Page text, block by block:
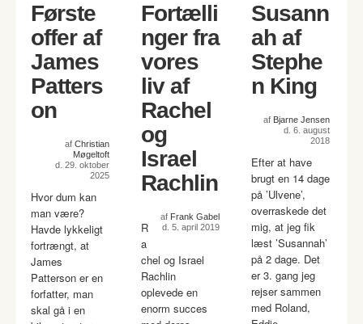
Første
offer af
James
Patters
on
af Christian
Møgeltoft
d. 29. oktober
2025
Hvor dum kan
man være?
Havde lykkeligt
fortrængt, at
James
Patterson er en
forfatter, man
skal gå i en
Fortælli
nger fra
vores
liv af
Rachel
og
Israel
Rachlin
af Frank Gabel
d. 5. april 2019
R
a
chel og Israel
Rachlin
oplevede en
enorm succes
Susann
ah af
Stephe
n King
af Bjarne Jensen
d. 6. august
2018
Efter at have
brugt en 14 dage
på ’Ulvene’,
overraskede det
mig, at jeg fik
læst ’Susannah’
på 2 dage. Det
er 3. gang jeg
rejser sammen
med Roland,